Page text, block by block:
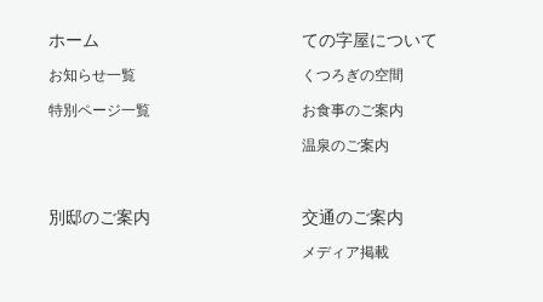
ホーム
お知らせ一覧
特別ページ一覧
ての字屋について
くつろぎの空間
お食事のご案内
温泉のご案内
別邸のご案内 交通のご案内
メディア掲載